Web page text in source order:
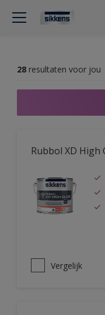
28 resultaten voor jou
Rubbol XD High
Vergelijk